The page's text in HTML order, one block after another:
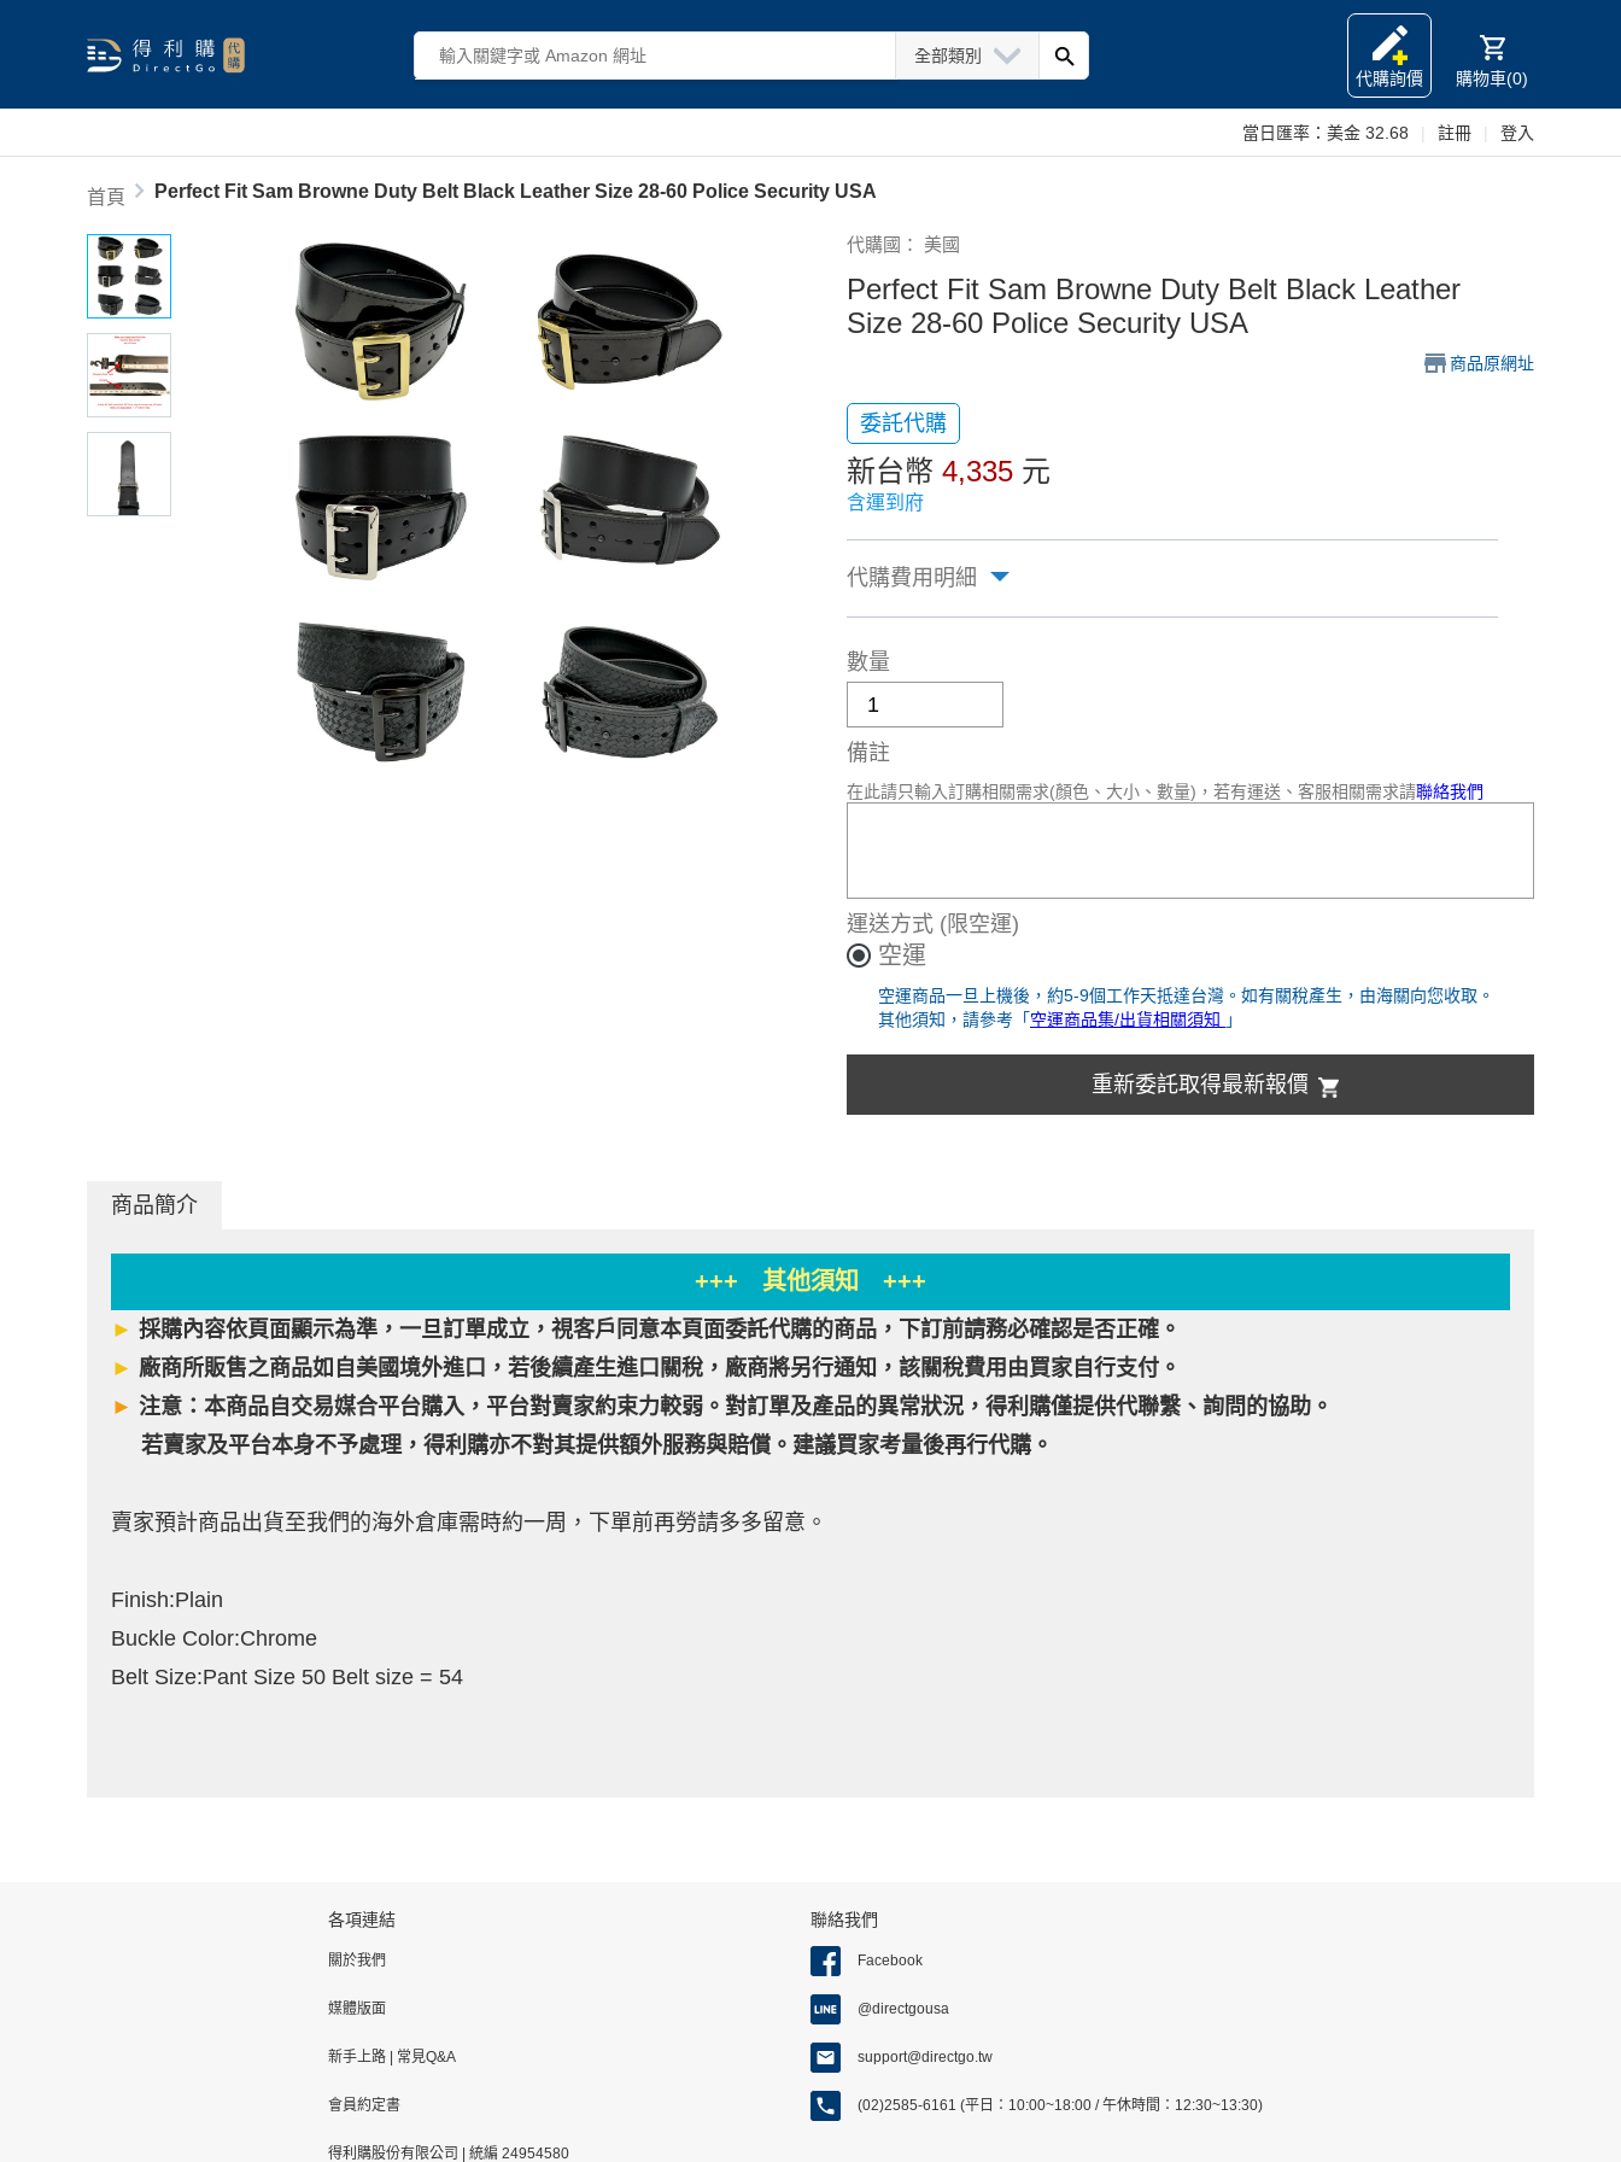
全部類別
代購詢價
購物車(0)
當日匯率： 美金 32.68 註冊 登入
首頁 Perfect Fit Sam Browne Duty Belt Black Leather Size 28-60 Police Security USA
代購國： 美國
Perfect Fit Sam Browne Duty Belt Black Leather
Size 28-60 Police Security USA
商品原網址
委託代購
新台幣 4,335 元
含運到府
代購費用明細
數量
備註
在此請只輸入訂購相關需求(顏色、大小、數量)，若有運送、客服相關需求請聯絡我們
運送方式 (限空運)
空運
空運商品一旦上機後，約5-9個工作天抵達台灣。如有關稅產生，由海關向您收取。
其他須知，請參考「 空運商品集/出貨相關須知 」
重新委託取得最新報價
商品簡介
+++ 其他須知 +++
► 採購內容依頁面顯示為準，一旦訂單成立，視客戶同意本頁面委託代購的商品，下訂前請務必確認是否正確。
► 廠商所販售之商品如自美國境外進口，若後續產生進口關稅，廠商將另行通知，該關稅費用由買家自行支付。
► 注意：本商品自交易媒合平台購入，平台對賣家約束力較弱。對訂單及產品的異常狀況，得利購僅提供代聯繫、詢問的協助。
若賣家及平台本身不予處理，得利購亦不對其提供額外服務與賠償。建議買家考量後再行代購。
賣家預計商品出貨至我們的海外倉庫需時約一周，下單前再勞請多多留意。
Finish:Plain
Buckle Color:Chrome
Belt Size:Pant Size 50 Belt size = 54
各項連結
關於我們
媒體版面
新手上路 常見Q&A
會員約定書
得利購股份有限公司 | 統編 24954580
聯絡我們
Facebook
@directgousa
support@directgo.tw
(02)2585-6161 (平日：10:00~18:00 / 午休時間：12:30~13:30)